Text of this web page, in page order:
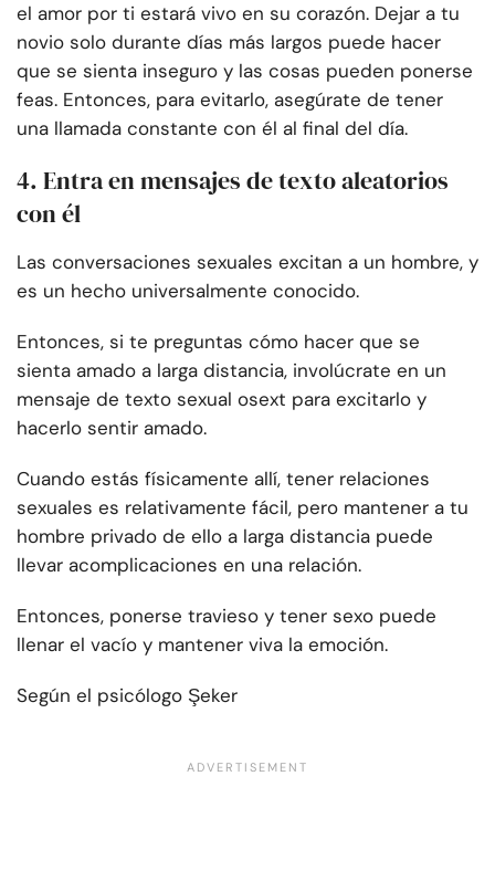
el amor por ti estará vivo en su corazón. Dejar a tu
novio solo durante días más largos puede hacer
que se sienta inseguro y las cosas pueden ponerse
feas. Entonces, para evitarlo, asegúrate de tener
una llamada constante con él al final del día.
4. Entra en mensajes de texto aleatorios
con él
Las conversaciones sexuales excitan a un hombre, y
es un hecho universalmente conocido.
Entonces, si te preguntas cómo hacer que se
sienta amado a larga distancia, involúcrate en un
mensaje de texto sexual osext para excitarlo y
hacerlo sentir amado.
Cuando estás físicamente allí, tener relaciones
sexuales es relativamente fácil, pero mantener a tu
hombre privado de ello a larga distancia puede
llevar acomplicaciones en una relación.
Entonces, ponerse travieso y tener sexo puede
llenar el vacío y mantener viva la emoción.
Según el psicólogo Şeker